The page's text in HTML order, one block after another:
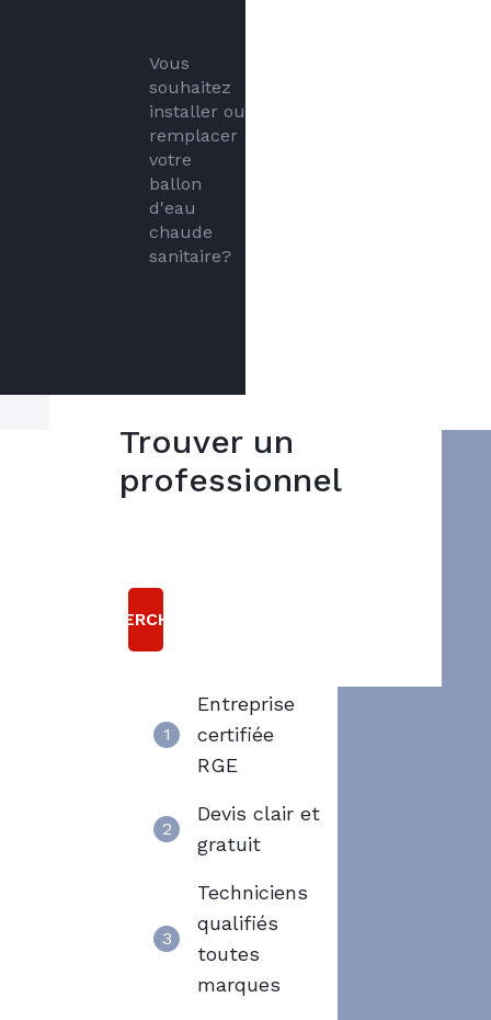
Vous
souhaitez
installer ou
remplacer
votre
ballon
d'eau
chaude
sanitaire?
Le réseau Axenergie vous
accompagne dans votre projet :
Trouver un
professionnel
RECHERCHER
5
Choisir
Axenergie
1
Entreprise
certifiée
RGE
2
Devis clair et
gratuit
3
Techniciens
qualifiés
toutes
marques